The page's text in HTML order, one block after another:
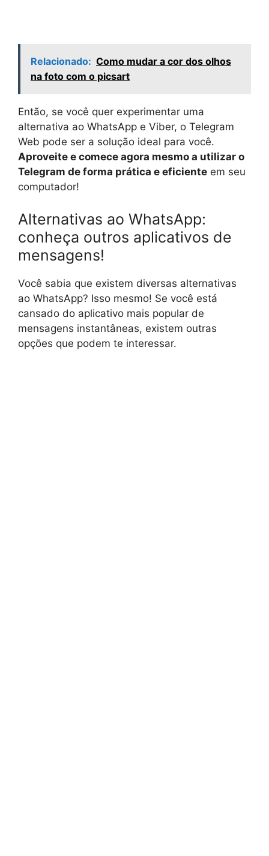
Relacionado: Como mudar a cor dos olhos
na foto com o picsart
Então, se você quer experimentar uma
alternativa ao WhatsApp e Viber, o Telegram
Web pode ser a solução ideal para você.
Aproveite e comece agora mesmo a utilizar o
Telegram de forma prática e eficiente em seu
computador!
Alternativas ao WhatsApp:
conheça outros aplicativos de
mensagens!
Você sabia que existem diversas alternativas
ao WhatsApp? Isso mesmo! Se você está
cansado do aplicativo mais popular de
mensagens instantâneas, existem outras
opções que podem te interessar.